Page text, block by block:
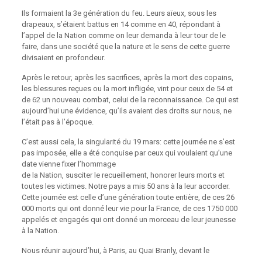
Ils formaient la 3e génération du feu. Leurs aïeux, sous les
drapeaux, s’étaient battus en 14 comme en 40, répondant à
l’appel de la Nation comme on leur demanda à leur tour de le
faire, dans une société que la nature et le sens de cette guerre
divisaient en profondeur.
Après le retour, après les sacrifices, après la mort des copains,
les blessures reçues ou la mort infligée, vint pour ceux de 54 et
de 62 un nouveau combat, celui de la reconnaissance. Ce qui est
aujourd’hui une évidence, qu’ils avaient des droits sur nous, ne
l’était pas à l’époque.
C’est aussi cela, la singularité du 19 mars: cette journée ne s’est
pas imposée, elle a été conquise par ceux qui voulaient qu’une
date vienne fixer l’hommage
de la Nation, susciter le recueillement, honorer leurs morts et
toutes les victimes. Notre pays a mis 50 ans à la leur accorder.
Cette journée est celle d’une génération toute entière, de ces 26
000 morts qui ont donné leur vie pour la France, de ces 1750 000
appelés et engagés qui ont donné un morceau de leur jeunesse
à la Nation.
Nous réunir aujourd’hui, à Paris, au Quai Branly, devant le